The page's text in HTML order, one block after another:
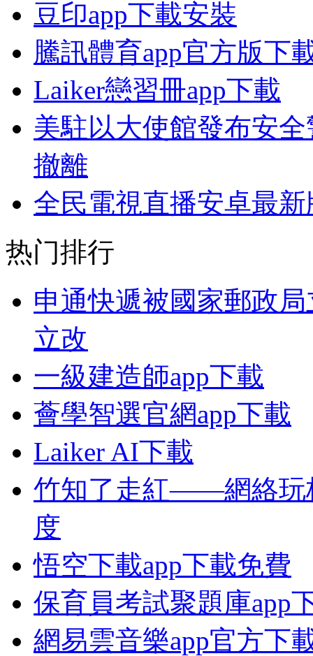
豆印app下載安裝
騰訊體育app官方版下
Laiker戀習冊app下載
美駐以大使館發布安
撤離
全民電視直播安卓最
热门排行
申通快遞被國家郵政
立改
一級建造師app下載
薈學智選官網app下載
Laiker AI下載
竹知了走紅——網絡玩
度
悟空下載app下載免費
保育員考試聚題庫app
網易雲音樂app官方下